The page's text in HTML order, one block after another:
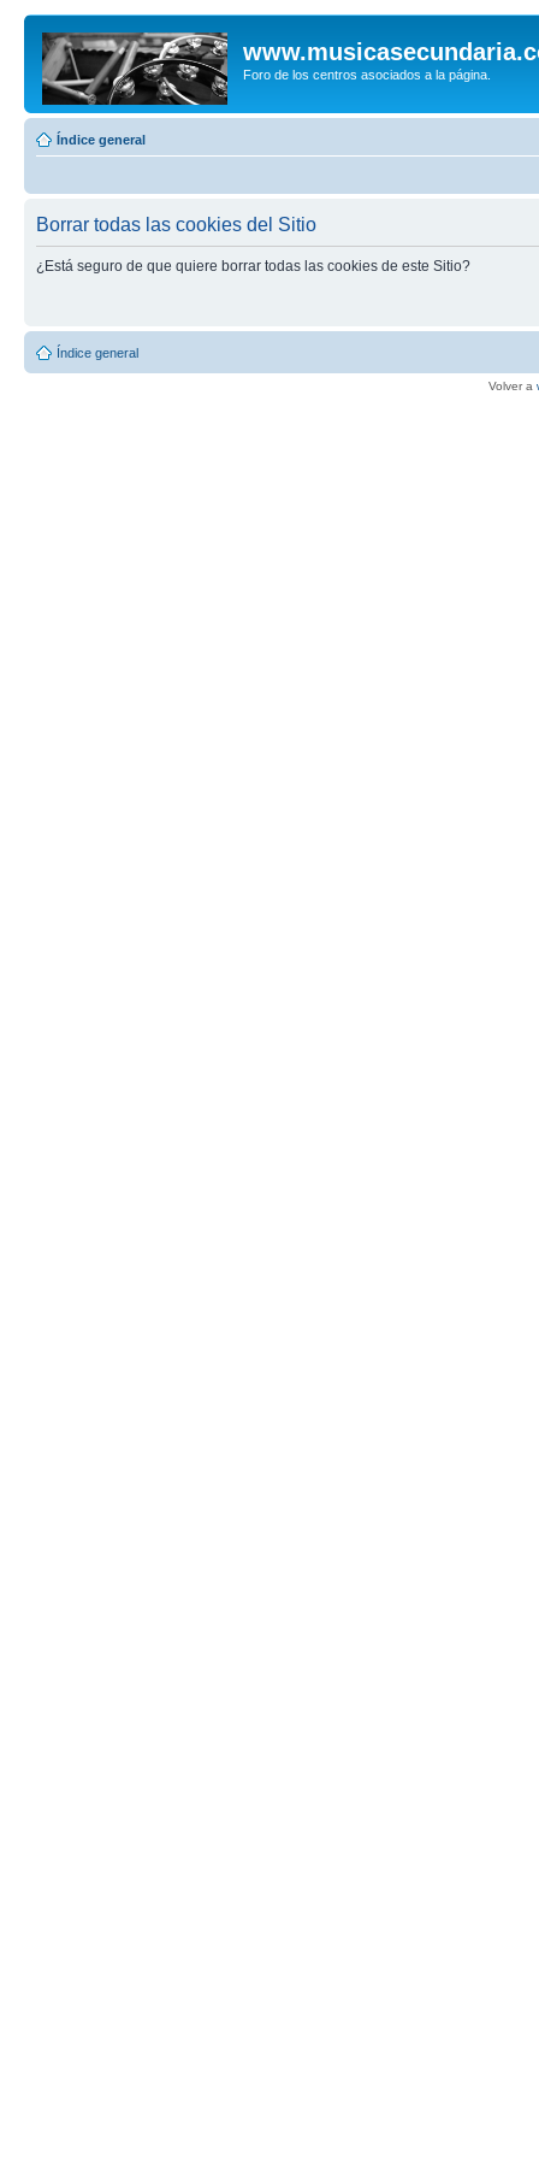
Foro de los centros asociados a la página.
Índice general
Borrar todas las cookies del Sitio
¿Está seguro de que quiere borrar todas las cookies de este Sitio?
Índice general
Volver a